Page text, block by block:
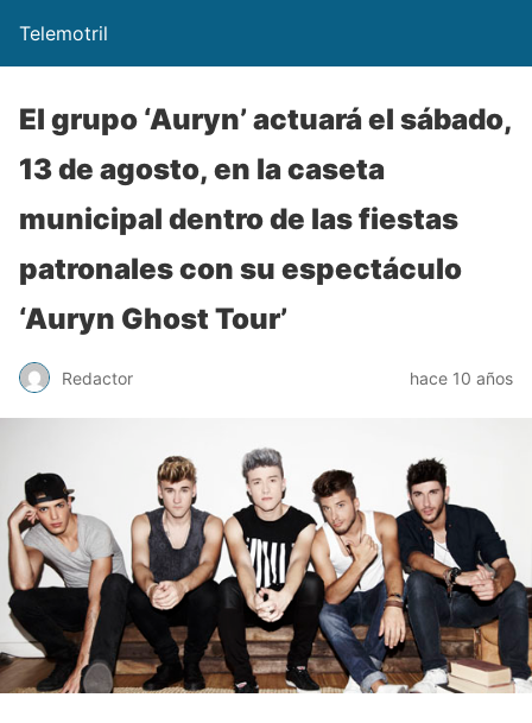
Telemotril
El grupo ‘Auryn’ actuará el sábado,
13 de agosto, en la caseta
municipal dentro de las fiestas
patronales con su espectáculo
‘Auryn Ghost Tour’
Redactor hace 10 años